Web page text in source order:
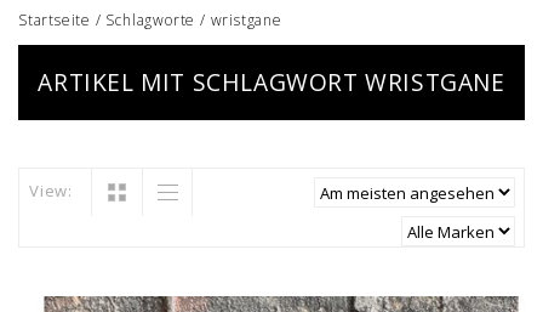
Startseite / Schlagworte / wristgane
ARTIKEL MIT SCHLAGWORT WRISTGANE
View: